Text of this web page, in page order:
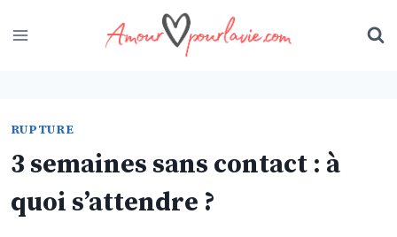
to
RUPTURE
3 semaines sans contact : à
quoi s’attendre ?